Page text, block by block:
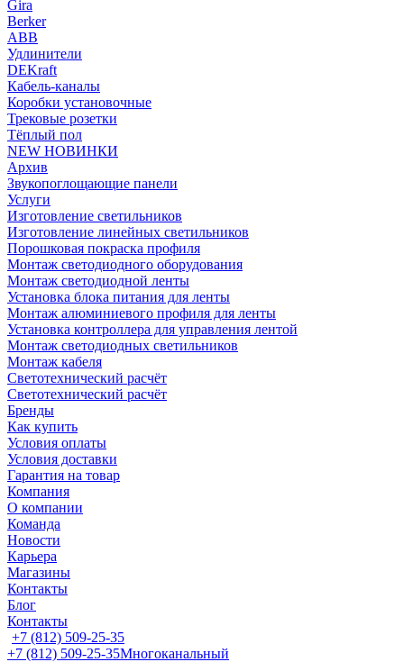
Gira
Berker
ABB
Удлинители
DEKraft
Кабель-каналы
Коробки установочные
Трековые розетки
Тёплый пол
NEW НОВИНКИ
Архив
Звукопоглощающие панели
Услуги
Изготовление светильников
Изготовление линейных светильников
Порошковая покраска профиля
Монтаж светодиодного оборудования
Монтаж светодиодной ленты
Установка блока питания для ленты
Монтаж алюминиевого профиля для ленты
Установка контроллера для управления лентой
Монтаж светодиодных светильников
Монтаж кабеля
Светотехнический расчёт
Светотехнический расчёт
Бренды
Как купить
Условия оплаты
Условия доставки
Гарантия на товар
Компания
О компании
Команда
Новости
Карьера
Магазины
Контакты
Блог
Контакты
+7 (812) 509-25-35
+7 (812) 509-25-35Многоканальный